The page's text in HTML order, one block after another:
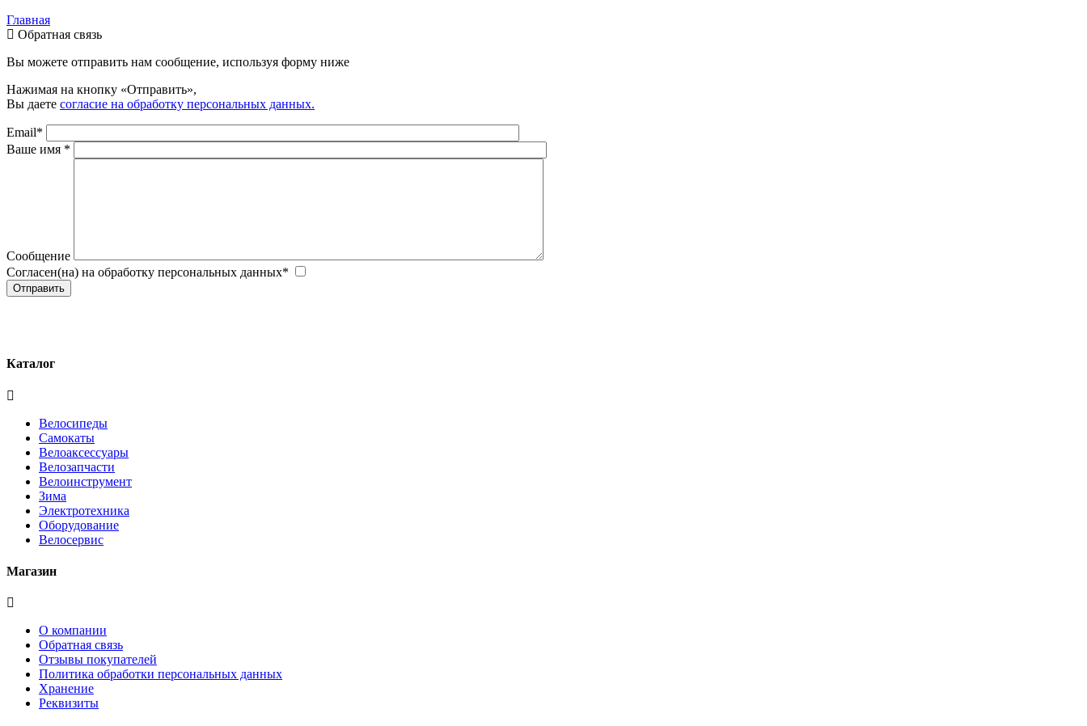
Главная
Обратная связь
Вы можете отправить нам сообщение, используя форму ниже
Нажимая на кнопку «Отправить»,
Вы даете согласие на обработку персональных данных.
Email*
Ваше имя *
Сообщение
Согласен(на) на обработку персональных данных*
Отправить
Каталог
Велосипеды
Самокаты
Велоаксесcуары
Велозапчасти
Велоинструмент
Зима
Электротехника
Оборудование
Велосервис
Магазин
О компании
Обратная связь
Отзывы покупателей
Политика обработки персональных данных
Хранение
Реквизиты